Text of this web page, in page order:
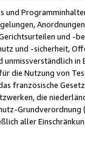
und
und -
und -sicherheit,
unmissverständlich
die Nutzung von
französische
die
aller